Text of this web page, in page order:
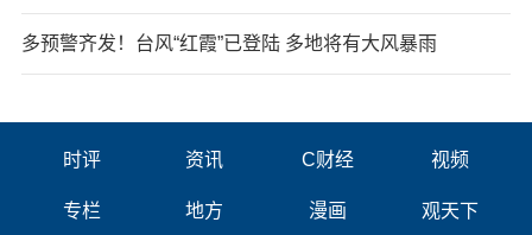
多预警齐发！台风“红霞”已登陆 多地将有大风暴雨
时评 资讯 C财经 视频
专栏 地方 漫画 观天下